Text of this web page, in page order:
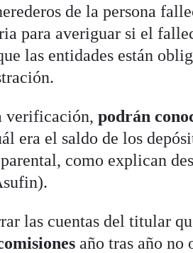
de la persona
para averiguar si el
las entidades están
verificación,podrán
era el saldo de los
como explican
las cuentas del titular
año tras año no